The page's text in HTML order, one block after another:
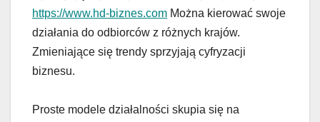
https://www.hd-biznes.com Można kierować swoje
działania do odbiorców z różnych krajów.
Zmieniające się trendy sprzyjają cyfryzacji
biznesu.
Proste modele działalności skupia się na